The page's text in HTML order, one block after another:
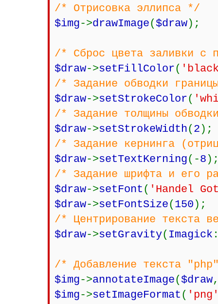
/* Отрисовка эллипса */
$img->drawImage($draw);
/* Сброс цвета заливки с
$draw->setFillColor(
/* Задание обводки
$draw->setStrokeColor(
/* Задание толщины
$draw->setStrokeWidth( 2 );
/* Задание кернинга
$draw->setTextKerning(-8
/* Задание шрифта и его
$draw->setFont ( 'Handel
$draw->setFontSize( 150 );
/* Центрирование текста
$draw->setGravity( Imagick
/* Добавление текста
$img->annotateImage($draw
$img->setImageFormat (